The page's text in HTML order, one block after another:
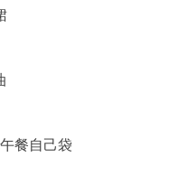
餐自己袋